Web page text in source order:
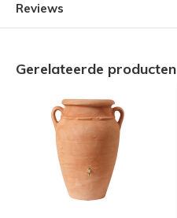
Reviews
Gerelateerde producten